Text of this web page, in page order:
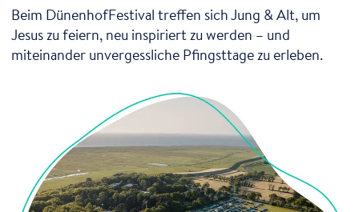
Beim DünenhofFestival treffen sich Jung & Alt, um
Jesus zu feiern, neu inspiriert zu werden – und
miteinander unvergessliche Pfingsttage zu erleben.